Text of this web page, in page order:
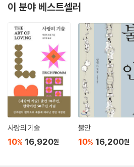
이렇듯 일면 이 책은 한마디로 규정할 수 없
로 지니고 있다. 그러나 우리가 편지 속 사실
연민 중간 어딘가를 헤매는 가운데 카프카
다가온다. 단적인 예로, 그가 아버지로부터
피에서는 뒤쫓아 온 발에 밟혀 일부가 떨어
끌고 가는 벌레가 연상되었다”고 할 때, 그의
리게 되는 것이다.
더불어 이 책은 카프카의 탁월한 상징과 비
움을 선사한다. 카프카는 자신의 부족함을
활에 소홀했던 경험을 금융 사기죄를 범한
도피하고 싶으면서도 온전한 가족을 회복하
이 분야 베스트셀러
사랑의 기술
10% 16,920원
불안
10% 16,200원